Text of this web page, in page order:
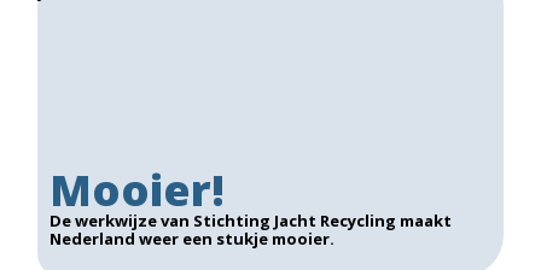
Mooier!
De werkwijze van Stichting Jacht Recycling maakt
Nederland weer een stukje mooier.